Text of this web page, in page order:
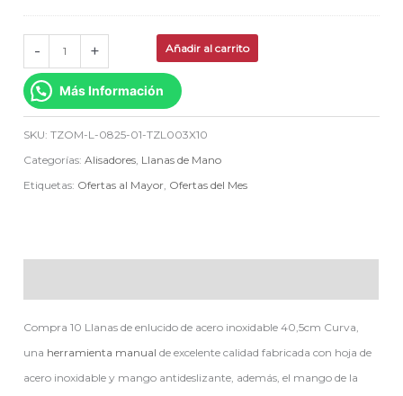
- + Añadir al carrito
Más Información
SKU:TZOM-L-0825-01-TZL003X10
Categorías:Alisadores Llanas de Mano
Etiquetas: Ofertas al Mayor Ofertas del Mes
Compra 10 Llanas de enlucido de acero inoxidable 40,5cm Curva,
una herramienta manual de excelente calidad fabricada con hoja de
acero inoxidable y mango antideslizante, además, el mango de la